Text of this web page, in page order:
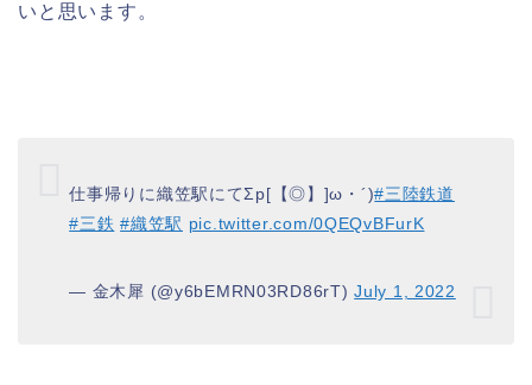
いと思います。
仕事帰りに織笠駅にてΣp[【◎】]ω・´)#三陸鉄道
#三鉄 #織笠駅 pic.twitter.com/0QEQvBFurK
— 金木犀 (@y6bEMRN03RD86rT)July 1, 2022